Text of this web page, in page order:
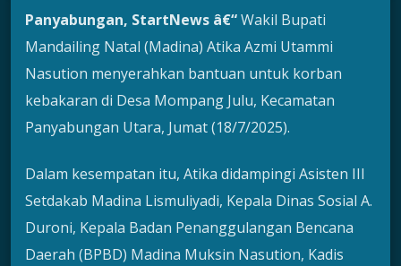
Panyabungan, StartNews â€“Wakil Bupati
Mandailing Natal (Madina) Atika Azmi Utammi
Nasution menyerahkan bantuan untuk korban
kebakaran di Desa Mompang Julu, Kecamatan
Panyabungan Utara, Jumat (18/7/2025).
Dalam kesempatan itu, Atika didampingi Asisten III
Setdakab Madina Lismuliyadi, Kepala Dinas Sosial A.
Duroni, Kepala Badan Penanggulangan Bencana
Daerah (BPBD) Madina Muksin Nasution, Kadis